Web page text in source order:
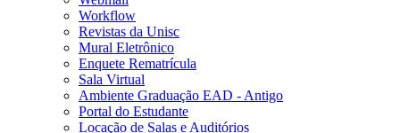
Workflow
Revistas da Unisc
Mural Eletrônico
Enquete Rematrícula
Sala Virtual
Ambiente Graduação EAD - Antigo
Portal do Estudante
Locação de Salas e Auditórios